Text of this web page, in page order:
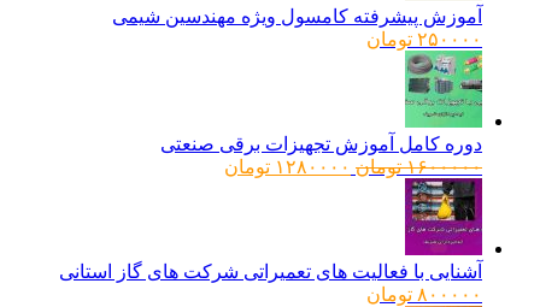
آموزش پیشرفته کامسول ویژه مهندسین شیمی
۲۵۰۰۰۰ تومان
دوره کامل آموزش تجهیزات برقی صنعتی
۱۶۰۰۰۰۰ تومانقیمت
۱۲۸۰۰۰۰ تومانقیمت
آشنایی با فعالیت های تعمیراتی شرکت های گاز استانی
۸۰۰۰۰۰ تومان